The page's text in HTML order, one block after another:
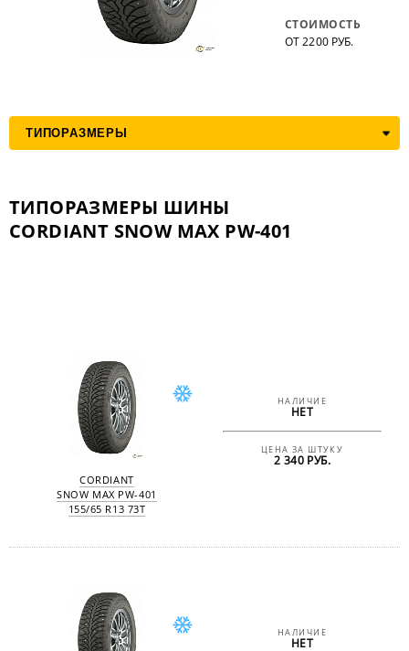
СТОИМОСТЬ
ОТ 2200 РУБ.
ТИПОРАЗМЕРЫ ШИНЫ
CORDIANT SNOW MAX PW-401
CORDIANT
SNOW MAX PW-401
155/65 R13 73T
НАЛИЧИЕ
НЕТ
ЦЕНА ЗА ШТУКУ
2 340 РУБ.
НАЛИЧИЕ
НЕТ